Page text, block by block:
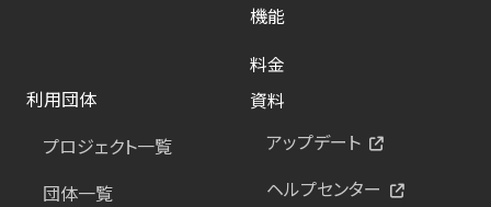
機能
料金
利用団体
プロジェクト一覧
団体一覧
資料
アップデート
ヘルプセンター